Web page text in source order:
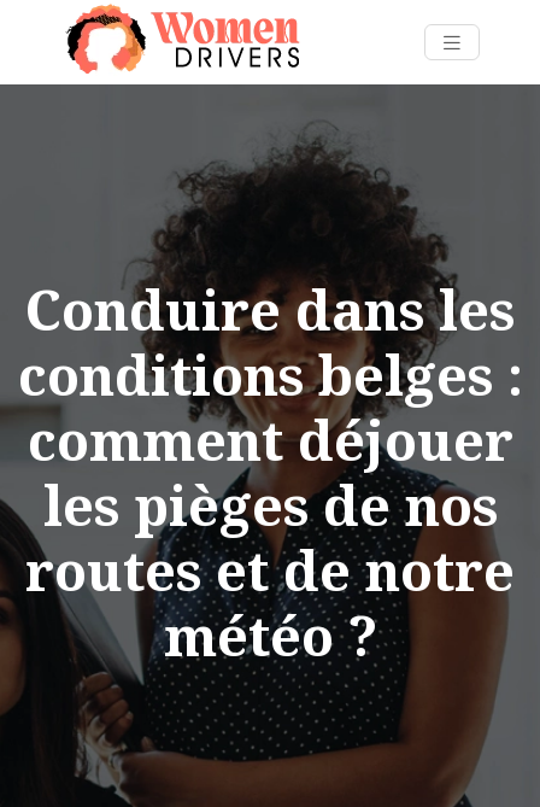
Conduire dans les
conditions belges :
comment déjouer
les pièges de nos
routes et de notre
météo ?